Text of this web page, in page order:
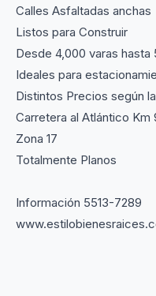
Calles Asfaltadas anchas
Listos para Construir
Desde 4,000 varas hasta
Ideales para
Distintos Precios según
Carretera al Atlántico Km
Zona 17
Totalmente Planos
Información 5513-7289